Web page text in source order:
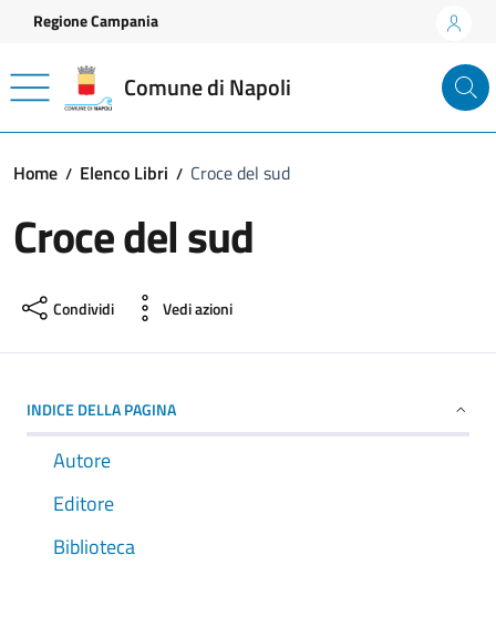
Vai ai contenuti
Vai al footer
Regione Campania
Comune di Napoli
Home Elenco Libri Croce del sud
Croce del sud
Condividi Vedi azioni
INDICE DELLA PAGINA
Autore
Editore
Biblioteca